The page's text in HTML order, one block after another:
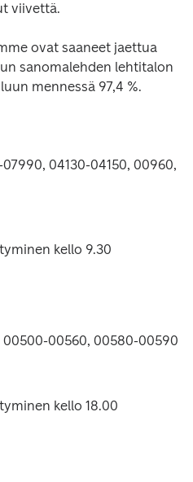
viivettä.
ovat saaneet jaettua
sanomalehden lehtitalon
mennessä 97,4 %.
04130-04150, 00960,
kello 9.30
00500-00560, 00580-00590
kello 18.00